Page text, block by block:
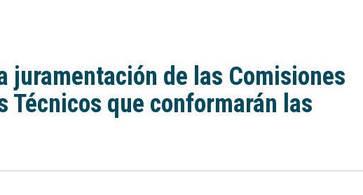
juramentación de las Comisiones
Técnicos que conformarán las